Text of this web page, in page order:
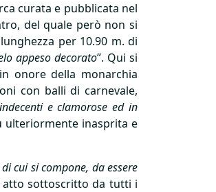
curata e pubblicata nel
del quale però non si
per 10.90 m. di
appeso decorato”. Qui si
onore della monarchia
con balli di carnevale,
e clamorose ed in
ulteriormente inasprita e
cui si compone, da essere
atto sottoscritto da tutti i